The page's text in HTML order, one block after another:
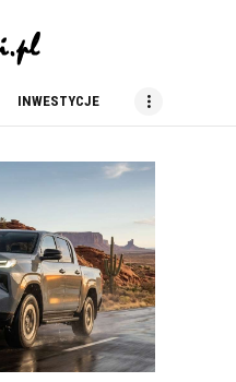
INWESTYCJE
tfi